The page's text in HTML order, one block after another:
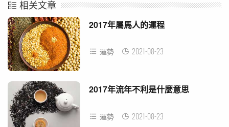
相关文章
2017年屬馬人的運程
運勢 2021-08-23
2017年流年不利是什麼意思
運勢 2021-08-23